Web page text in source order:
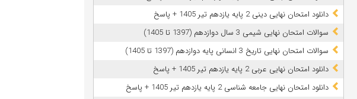
دانلود امتحان نهایی دینی 2 پایه یازدهم تیر 1405 + پاسخ
سوالات امتحان نهایی شیمی 3 سال دوازدهم (1397 تا 1405)
سوالات امتحان نهایی تاریخ 3 انسانی پایه دوازدهم (1397 تا 1405)
دانلود امتحان نهایی عربی 2 پایه یازدهم تیر 1405 + پاسخ
دانلود امتحان نهایی جامعه شناسی 2 پایه یازدهم تیر 1405 + پاسخ